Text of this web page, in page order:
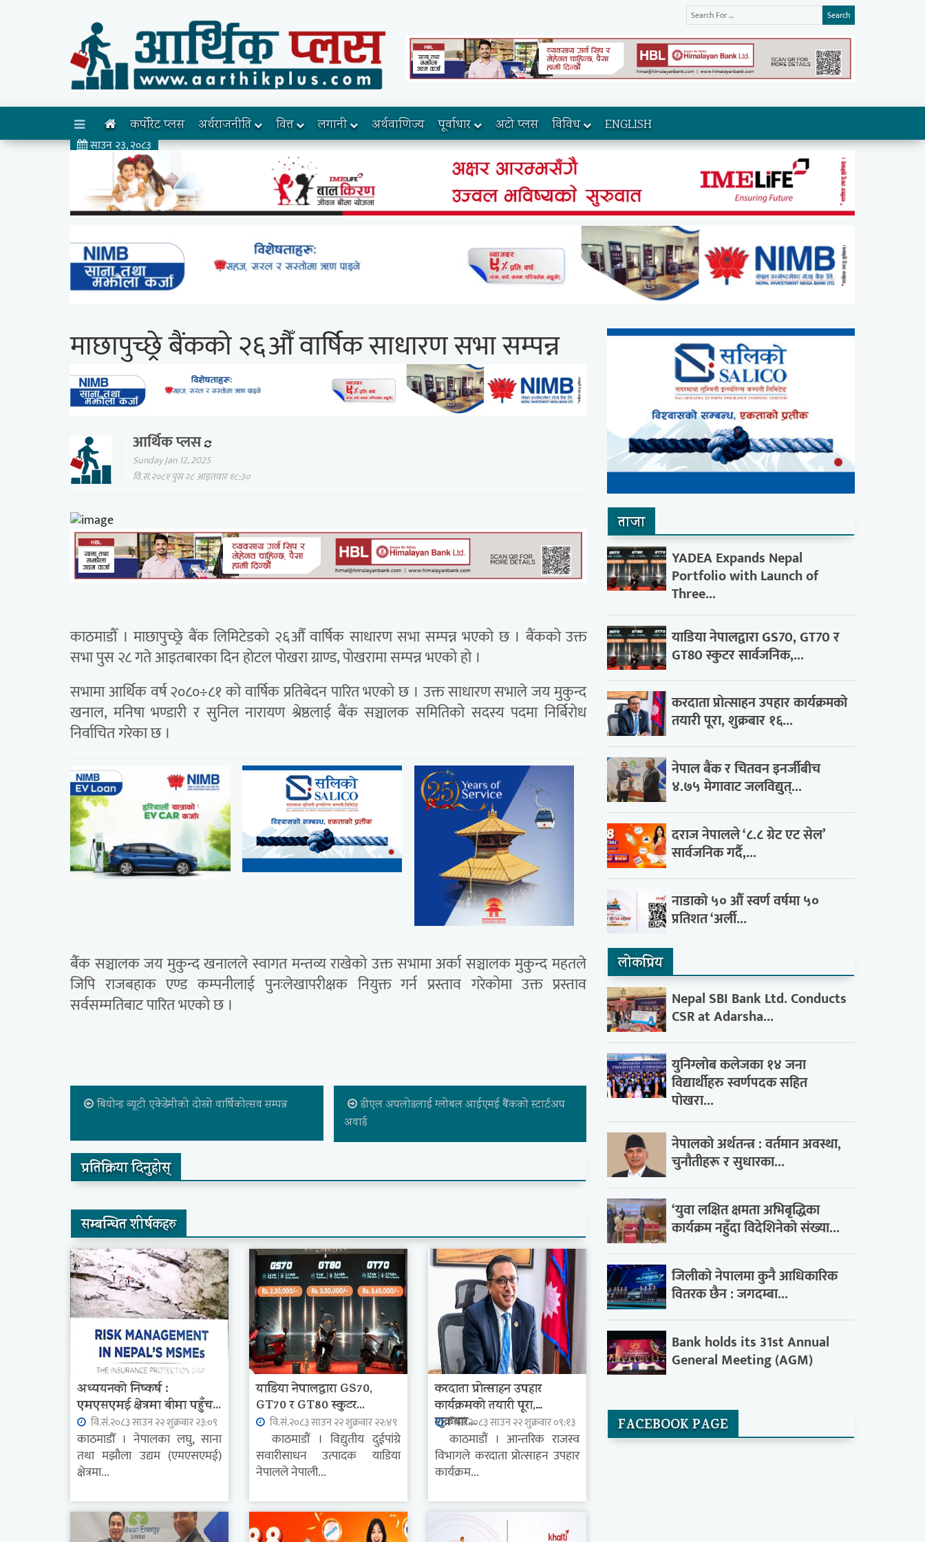
Search
साउन २३, २०८३
कर्पोरेट प्लस अर्थराजनीति वित्त लगानी अर्थवाणिज्य पूर्वाधार अटो प्लस विविध ENGLISH
माछापुच्छ्रे बैंकको २६औँ वार्षिक साधारण सभा सम्पन्न
आर्थिक प्लस
Sunday Jan 12, 2025
वि.सं.२०८१ पुस २८ आइतवार १८:३०
काठमाडौँ । माछापुच्छ्रे बैंक लिमिटेडको २६औँ वार्षिक साधारण सभा सम्पन्न भएको छ । बैंकको उक्त
सभा पुस २८ गते आइतबारका दिन होटल पोखरा ग्राण्ड, पोखरामा सम्पन्न भएको हो ।
सभामा आर्थिक वर्ष २०८०÷८१ को वार्षिक प्रतिबेदन पारित भएको छ । उक्त साधारण सभाले जय मुकुन्द
खनाल, मनिषा भण्डारी र सुनिल नारायण श्रेष्ठलाई बैंक सञ्चालक समितिको सदस्य पदमा निर्बिरोध
निर्वाचित गरेका छ ।
बैंंक सञ्चालक जय मुकुन्द खनालले स्वागत मन्तव्य राखेको उक्त सभामा अर्का सञ्चालक मुकुन्द महतले
जिपि राजबहाक एण्ड कम्पनीलाई पुनःलेखापरीक्षक नियुक्त गर्न प्रस्ताव गरेकोमा उक्त प्रस्ताव
सर्वसम्मतिबाट पारित भएको छ ।
बियोन्ड ब्यूटी एकेडेमीको दोस्रो वार्षिकोत्सव सम्पन्न
डीएल अपलोडलाई ग्लोबल आईएमई बैंकको स्टार्टअप
अवार्ड
प्रतिक्रिया दिनुहोस्
सम्बन्धित शीर्षकहरु
अध्ययनको निष्कर्ष :
एमएसएमई क्षेत्रमा बीमा पहुँच...
वि.सं.२०८३ साउन २२ शुक्रवार २३:०९
काठमाडौँ । नेपालका लघु, साना
तथा मझौला उद्यम (एमएसएमई)
क्षेत्रमा...
याडिया नेपालद्वारा GS70,
GT70 र GT80 स्कुटर...
वि.सं.२०८३ साउन २२ शुक्रवार २२:४९
काठमाडौं । विद्युतीय दुईपांग्रे
सवारीसाधन उत्पादक याडिया
नेपालले नेपाली...
करदाता प्रोत्साहन उपहार
कार्यक्रमको तयारी पूरा,
शुक्रबार...
वि.सं.२०८३ साउन २२ शुक्रवार ०९:१३
काठमाडौं । आन्तरिक राजस्व
विभागले करदाता प्रोत्साहन उपहार
कार्यक्रम...
ताजा
YADEA Expands Nepal
Portfolio with Launch of
Three...
याडिया नेपालद्वारा GS70, GT70 र
GT80 स्कुटर सार्वजनिक,...
करदाता प्रोत्साहन उपहार कार्यक्रमको
तयारी पूरा, शुक्रबार १६...
नेपाल बैंक र चितवन इनर्जीबीच
४.७५ मेगावाट जलविद्युत्...
दराज नेपालले ‘८.८ ग्रेट एट सेल’
सार्वजनिक गर्दै,...
नाडाको ५० औँ स्वर्ण वर्षमा ५०
प्रतिशत ‘अर्ली...
लाेकप्रिय
Nepal SBI Bank Ltd. Conducts
CSR at Adarsha...
युनिग्लोब कलेजका १४ जना
विद्यार्थीहरु स्वर्णपदक सहित
पोखरा...
नेपालको अर्थतन्त्र : वर्तमान अवस्था,
चुनौतीहरू र सुधारका...
‘युवा लक्षित क्षमता अभिबृद्धिका
कार्यक्रम नहुँदा विदेशिनेको संख्या...
जिलीको नेपालमा कुनै आधिकारिक
वितरक छैन : जगदम्बा...
Bank holds its 31st Annual
General Meeting (AGM)
FACEBOOK PAGE